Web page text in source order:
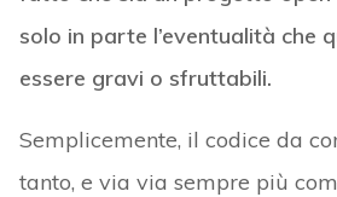
solo in parte l’eventualità che
essere gravi o sfruttabili.
Semplicemente, il codice da
tanto, e via via sempre più